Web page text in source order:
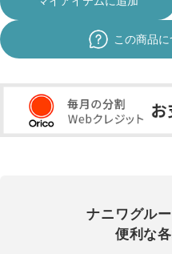
この商品
ナニワグル
便利な